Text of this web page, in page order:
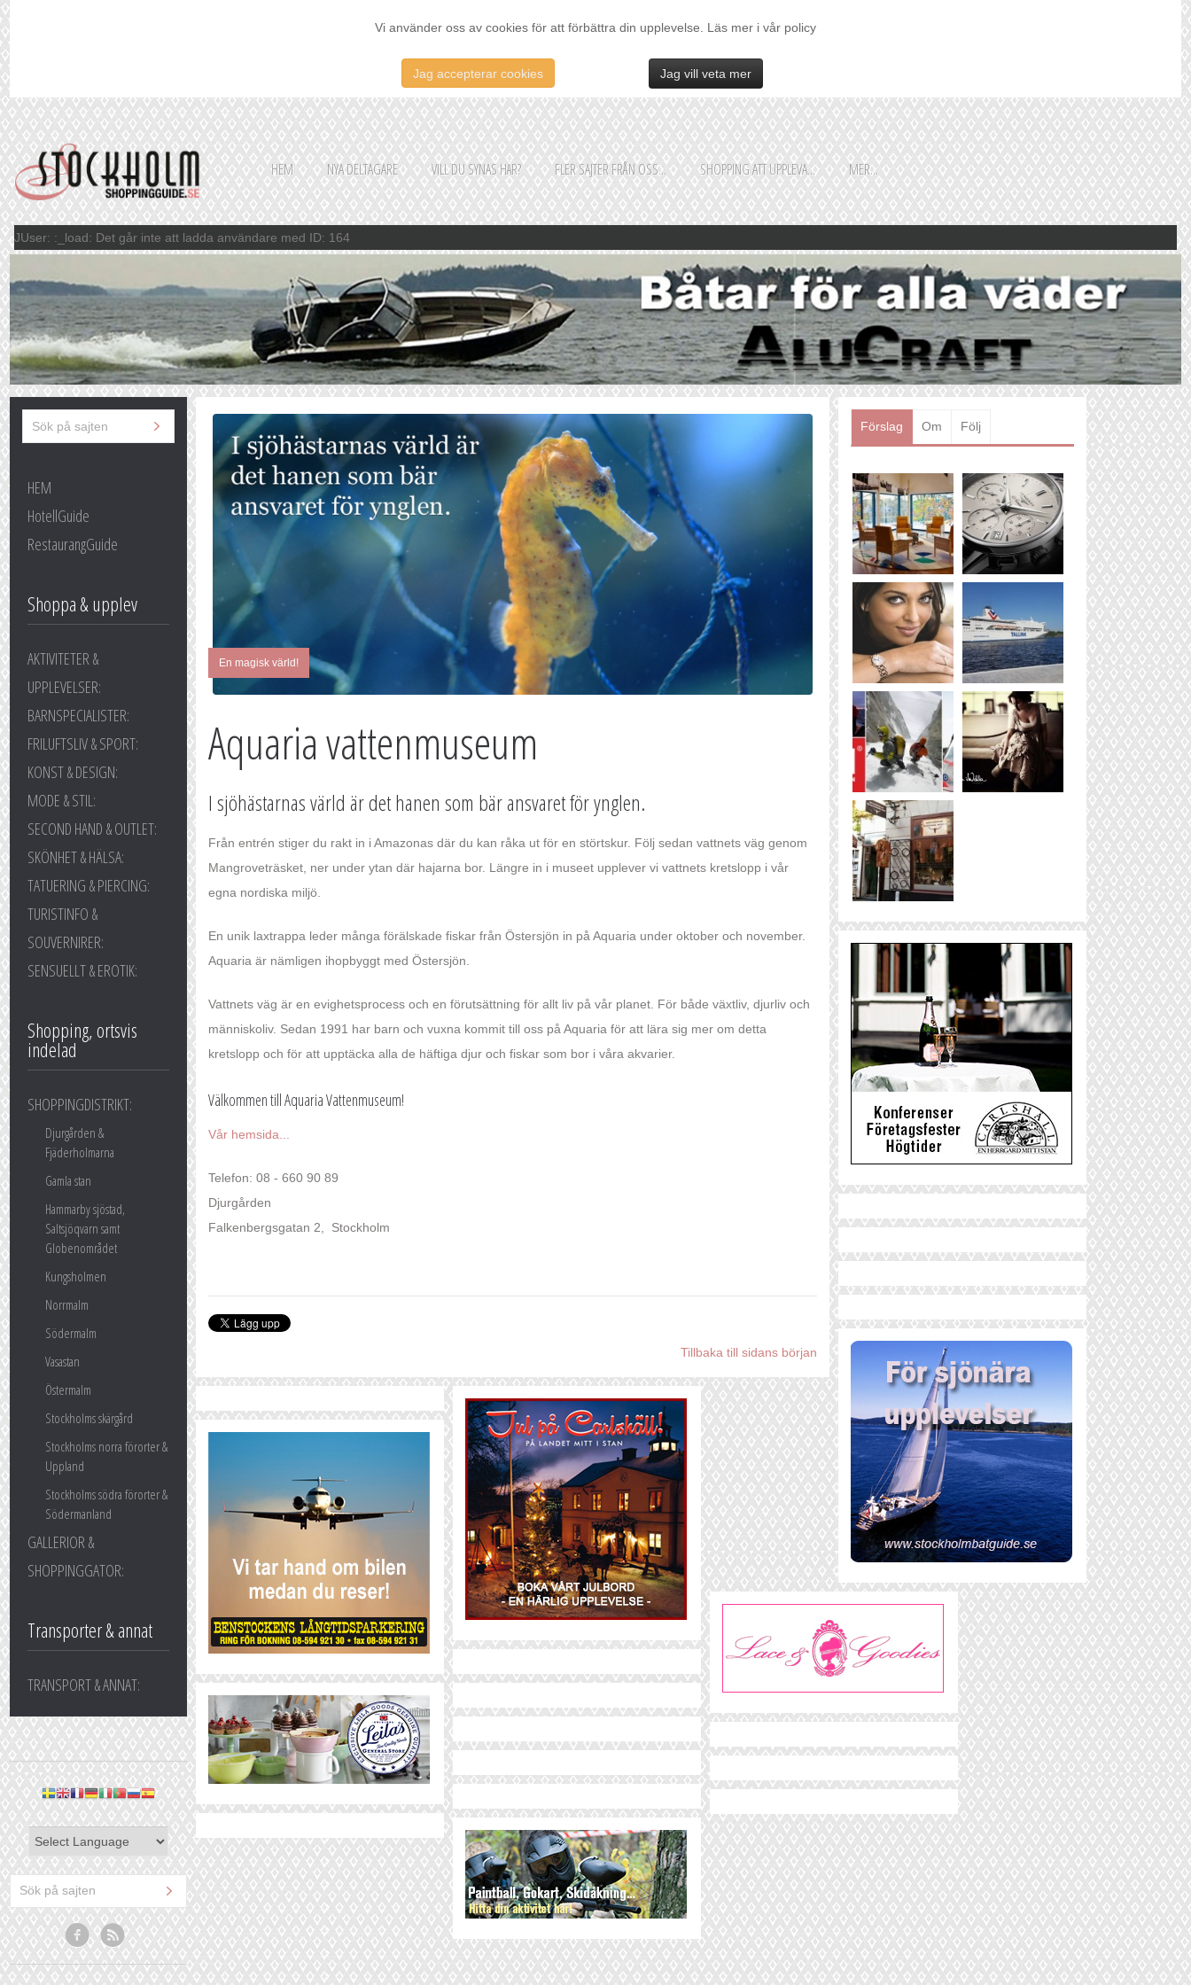
Vi använder oss av cookies för att förbättra din upplevelse. Läs mer i vår policy
Jag accepterar cookies Jag vill veta mer
HEM NYA DELTAGARE VILL DU SYNAS HÄR? FLER SAJTER FRÅN OSS... SHOPPING ATT UPPLEVA... MER...
JUser: :_load: Det går inte att ladda användare med ID: 164
HEM
HotellGuide
RestaurangGuide
Shoppa & upplev
AKTIVITETER &
UPPLEVELSER:
BARNSPECIALISTER:
FRILUFTSLIV & SPORT:
KONST & DESIGN:
MODE & STIL:
SECOND HAND & OUTLET:
SKÖNHET & HÄLSA:
TATUERING & PIERCING:
TURISTINFO &
SOUVERNIRER:
SENSUELLT & EROTIK:
Shopping, ortsvis
indelad
SHOPPINGDISTRIKT:
Djurgården &
Fjäderholmarna
Gamla stan
Hammarby sjöstad,
Saltsjöqvarn samt
Globenområdet
Kungsholmen
Norrmalm
Södermalm
Vasastan
Östermalm
Stockholms skärgård
Stockholms norra förorter &
Uppland
Stockholms södra förorter &
Södermanland
GALLERIOR &
SHOPPINGGATOR:
Transporter & annat
TRANSPORT & ANNAT:
En magisk värld!
Aquaria vattenmuseum
I sjöhästarnas värld är det hanen som bär ansvaret för ynglen.
Från entrén stiger du rakt in i Amazonas där du kan råka ut för en störtskur. Följ sedan vattnets väg genom
Mangroveträsket, ner under ytan där hajarna bor. Längre in i museet upplever vi vattnets kretslopp i vår
egna nordiska miljö.
En unik laxtrappa leder många förälskade fiskar från Östersjön in på Aquaria under oktober och november.
Aquaria är nämligen ihopbyggt med Östersjön.
Vattnets väg är en evighetsprocess och en förutsättning för allt liv på vår planet. För både växtliv, djurliv och
människoliv. Sedan 1991 har barn och vuxna kommit till oss på Aquaria för att lära sig mer om detta
kretslopp och för att upptäcka alla de häftiga djur och fiskar som bor i våra akvarier.
Välkommen till Aquaria Vattenmuseum!
Vår hemsida...
Telefon: 08 - 660 90 89
Djurgården
Falkenbergsgatan 2, Stockholm
Tillbaka till sidans början
Förslag Om Följ
Shoppingguiden är främst
framtagen för vår huvudstads
besökare